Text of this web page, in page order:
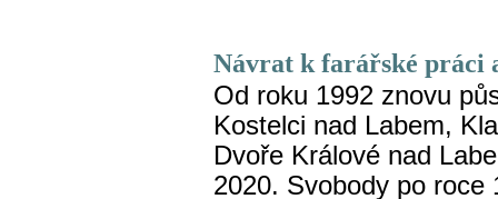
Návrat k farářské práci
Od roku 1992 znovu
Kostelci nad Labem,
Dvoře Králové nad
2020. Svobody po roce